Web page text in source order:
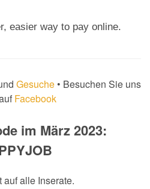
Gesuche • Besuchen Sie uns
Facebook
im März 2023:
auf alle Inserate.